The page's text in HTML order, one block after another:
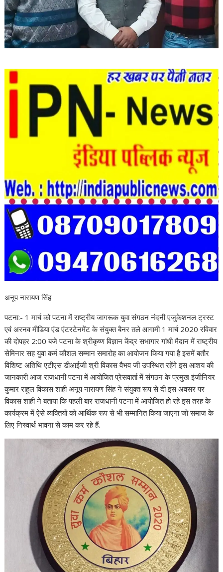
अनूप नारायण सिंह
पटना:- 1 मार्च को पटना में राष्ट्रीय जागरूक युवा संगठन नंदनी एजुकेशनल ट्रस्ट
एवं अरनव मीडिया एंड एंटरटेनमेंट के संयुक्त बैनर तले आगामी 1 मार्च 2020 रविवार
की दोपहर 2:00 बजे पटना के श्रीकृष्ण विज्ञान केंद्र सभागार गांधी मैदान में राष्ट्रीय
सेमिनार सह युवा कर्म कौशल सम्मान समारोह का आयोजन किया गया है इसमें बतौर
विशिष्ट अतिथि एटीएस डीआईजी श्री विकास वैभव जी उपस्थित रहेंगे इस आशय की
जानकारी आज राजधानी पटना में आयोजित प्रेसवार्ता में संगठन के प्रमुख इंजीनियर
कुमार राहुल विकास शाही अनूप नारायण सिंह ने संयुक्त रूप से दी इस अवसर पर
विकास शाही ने बताया कि पहली बार राजधानी पटना में आयोजित हो रहे इस तरह के
कार्यक्रम में ऐसे व्यक्तियों को आर्थिक रूप से भी सम्मानित किया जाएगा जो समाज के
लिए निस्वार्थ भावना से काम कर रहे हैं.